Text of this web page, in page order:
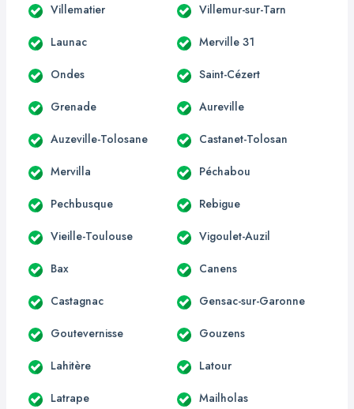
Villematier Villemur-sur-Tarn
Launac Merville 31
Ondes Saint-Cézert
Grenade Aureville
Auzeville-Tolosane Castanet-Tolosan
Mervilla Péchabou
Pechbusque Rebigue
Vieille-Toulouse Vigoulet-Auzil
Bax Canens
Castagnac Gensac-sur-Garonne
Goutevernisse Gouzens
Lahitère Latour
Latrape Mailholas